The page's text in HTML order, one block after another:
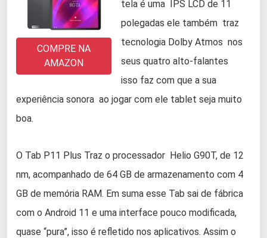
COMPRE NA
AMAZON
tela é uma IPS LCD de 11
polegadas ele também traz
tecnologia Dolby Atmos nos
seus quatro alto-falantes
isso faz com que a sua
experiência sonora ao jogar com ele tablet seja muito
boa.
O Tab P11 Plus Traz o processador Helio G90T, de 12
nm, acompanhado de 64 GB de armazenamento com 4
GB de memória RAM. Em suma esse Tab sai de fábrica
com o Android 11 e uma interface pouco modificada,
quase “pura”, isso é refletido nos aplicativos. Assim o